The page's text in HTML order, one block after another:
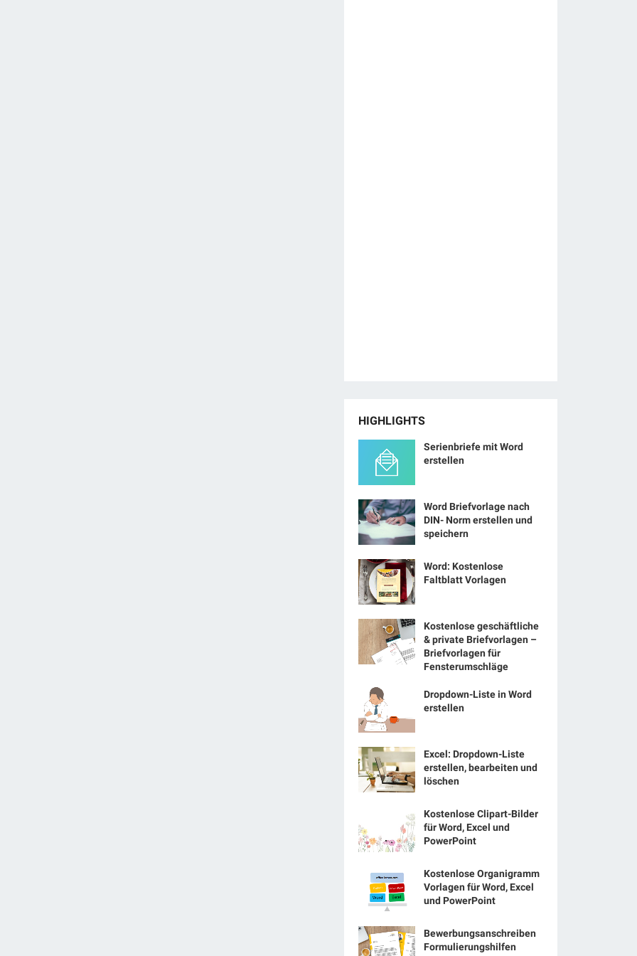
HIGHLIGHTS
Serienbriefe mit Word
erstellen
Word Briefvorlage nach
DIN- Norm erstellen und
speichern
Word: Kostenlose
Faltblatt Vorlagen
Kostenlose geschäftliche
& private Briefvorlagen –
Briefvorlagen für
Fensterumschläge
Dropdown-Liste in Word
erstellen
Excel: Dropdown-Liste
erstellen, bearbeiten und
löschen
Kostenlose Clipart-Bilder
für Word, Excel und
PowerPoint
Kostenlose Organigramm
Vorlagen für Word, Excel
und PowerPoint
Bewerbungsanschreiben
Formulierungshilfen